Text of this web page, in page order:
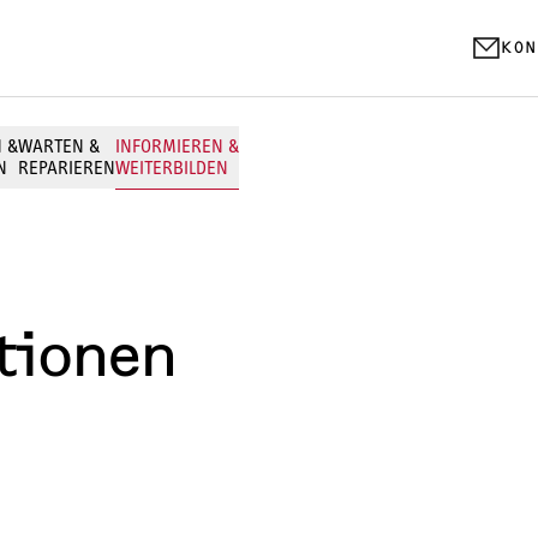
&WARTEN &
REPARIEREN
INFORMIEREN &
WEITERBILDEN